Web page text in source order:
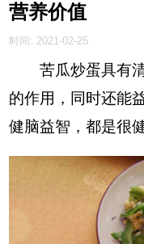
营养价值
时间: 2021-02-25
苦瓜炒蛋具有清
的作用，同时还能
健脑益智，都是很